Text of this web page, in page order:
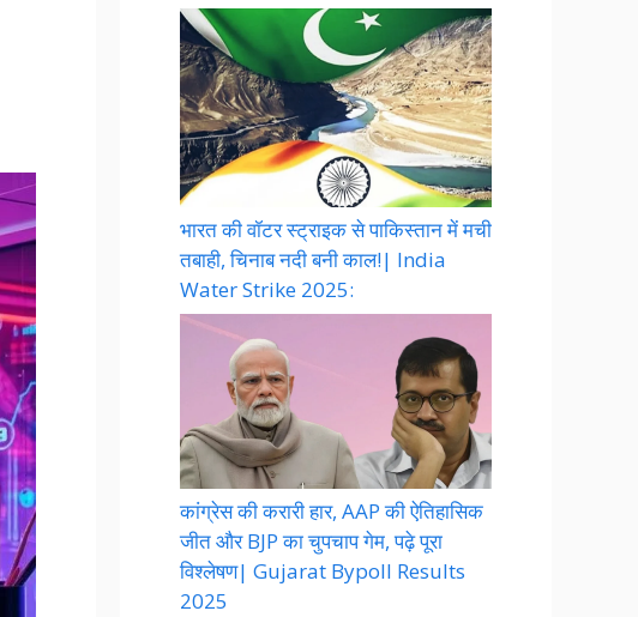
भारत की वॉटर स्ट्राइक से पाकिस्तान में मची
तबाही, चिनाब नदी बनी काल!| India
Water Strike 2025:
कांग्रेस की करारी हार, AAP की ऐतिहासिक
जीत और BJP का चुपचाप गेम, पढ़े पूरा
विश्लेषण| Gujarat Bypoll Results
2025